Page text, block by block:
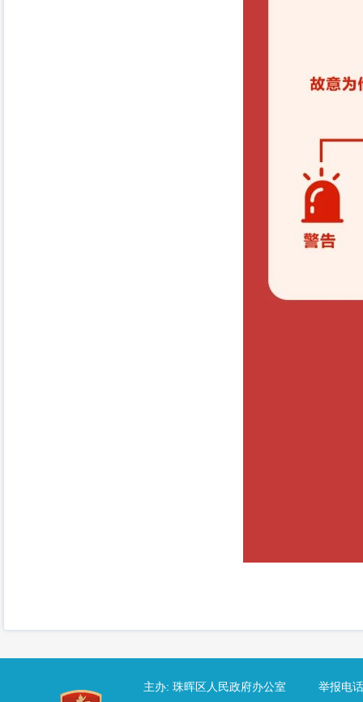
主办: 珠晖区人民政府办公室 举报电